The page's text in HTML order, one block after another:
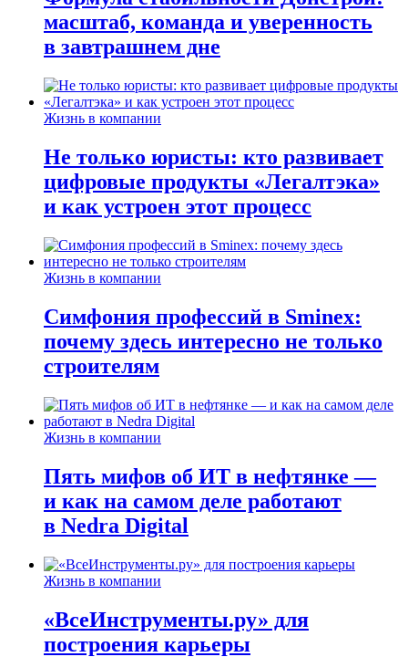
масштаб, команда и уверенность
в завтрашнем дне
Жизнь в компании
Не только юристы: кто развивает
цифровые продукты «Легалтэка»
и как устроен этот процесс
Жизнь в компании
Симфония профессий в Sminex:
почему здесь интересно не только
строителям
Жизнь в компании
Пять мифов об ИТ в нефтянке —
и как на самом деле работают
в Nedra Digital
Жизнь в компании
«ВсеИнструменты.ру» для
построения карьеры